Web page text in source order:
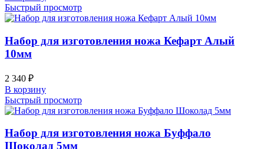
Быстрый просмотр
Набор для изготовления ножа Кефарт Алый
10мм
2 340 ₽
В корзину
Быстрый просмотр
Набор для изготовления ножа Буффало
Шоколад 5мм